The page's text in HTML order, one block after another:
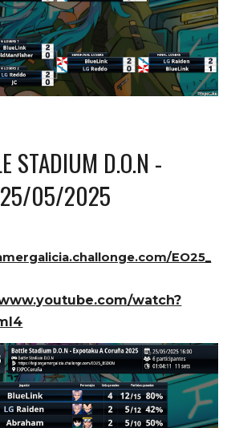
STADIUM D.O.N -
25/05/2025
EO25_
watch?